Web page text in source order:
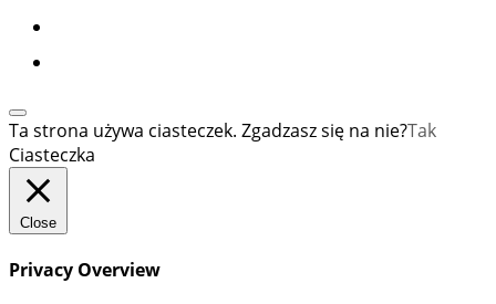
Ta strona używa ciasteczek. Zgadzasz się na nie?Tak
Ciasteczka
Close
Privacy Overview